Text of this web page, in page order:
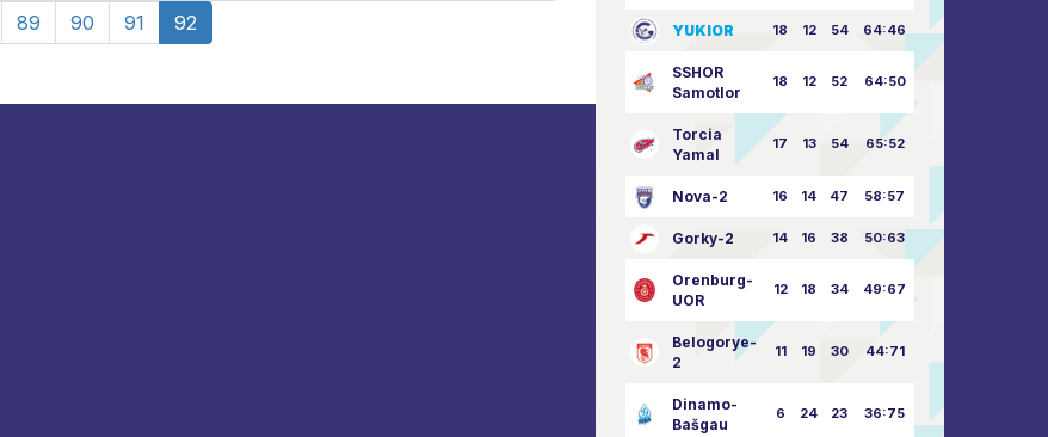
89 90 91 92 YUKIOR 18 12 54 64:46
SSHOR
Samotlor
18 12 52 64:50
Torcia
Yamal
17 13 54 65:52
Nova-2 16 14 47 58:57
Gorky-2 14 16 38 50:63
Orenburg-
UOR
12 18 34 49:67
Belogorye-
2
11 19 30 44:71
Dinamo-
Bašgau
6 24 23 36:75